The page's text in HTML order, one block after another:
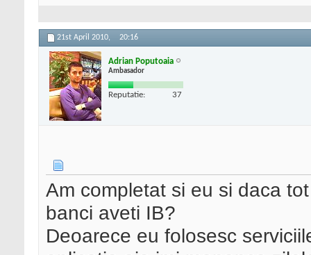
21st April 2010, 20:16
Adrian Poputoaia
Ambasador
Reputatie: 37
Am completat si eu si daca
banci aveti IB?
Deoarece eu folosesc